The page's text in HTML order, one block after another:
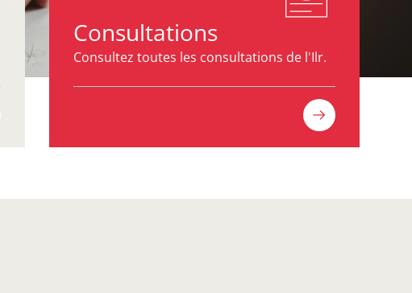
Consultations
Consultez toutes les consultations de l'Ilr.